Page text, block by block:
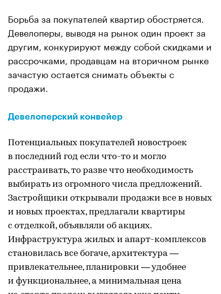
Борьба за покупателей квартир обостряется.
Девелоперы, выводя на рынок один проект за
другим, конкурируют между собой скидками и
рассрочками, продавцам на вторичном рынке
зачастую остается снимать объекты с
продажи.
Девелоперский конвейер
Потенциальных покупателей новостроек
в последний год если что-то и могло
расстраивать, то разве что необходимость
выбирать из огромного числа предложений.
Застройщики открывали продажи все в новых
и новых проектах, предлагали квартиры
с отделкой, объявляли об акциях.
Инфраструктура жилых и апарт-комплексов
становилась все богаче, архитектура —
привлекательнее, планировки — удобнее
и функциональнее, а минимальная цена